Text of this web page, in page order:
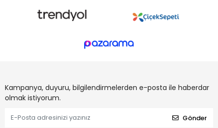
Kampanya, duyuru, bilgilendirmelerden e-posta ile haberdar
olmak istiyorum.
Gönder